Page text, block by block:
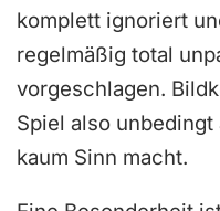
komplett ignoriert
regelmäßig total
vorgeschlagen.
Spiel also
kaum Sinn macht.